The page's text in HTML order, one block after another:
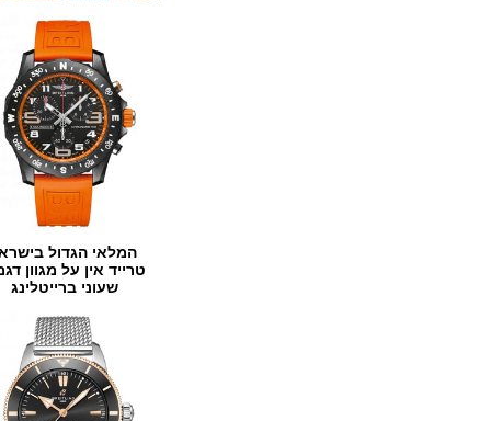
המלאי הגדול בישראל
טרייד אין על מגוון דגמים
שעוני ברייטלינג